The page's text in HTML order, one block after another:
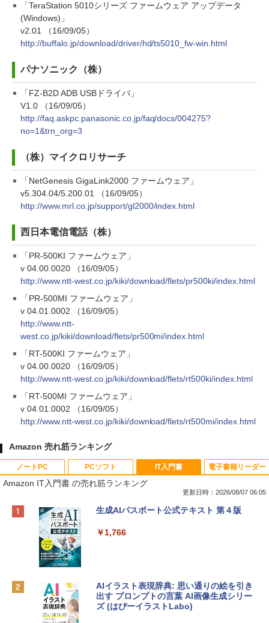
「TeraStation 5010シリーズ ファームウェア アップデータ
(Windows)」
v2.01 （16/09/05）
http://buffalo.jp/download/driver/hd/ts5010_fw-win.html
パナソニック（株）
「FZ-B2D ADB USBドライバ」
V1.0 （16/09/05）
http://faq.askpc.panasonic.co.jp/faq/docs/004275?
no=1&trn_org=3
（株）マイクロリサーチ
「NetGenesis GigaLink2000 ファームウェア」
v5.304.04/5.200.01 （16/09/05）
http://www.mrl.co.jp/support/gl2000/index.html
西日本電信電話（株）
「PR-500KI ファームウェア」
v 04.00.0020 （16/09/05）
http://www.ntt-west.co.jp/kiki/download/flets/pr500ki/index.html
「PR-500MI ファームウェア」
v 04.01.0002 （16/09/05）
http://www.ntt-
west.co.jp/kiki/download/flets/pr500mi/index.html
「RT-500KI ファームウェア」
v 04.00.0020 （16/09/05）
http://www.ntt-west.co.jp/kiki/download/flets/rt500ki/index.html
「RT-500MI ファームウェア」
v 04.01.0002 （16/09/05）
http://www.ntt-west.co.jp/kiki/download/flets/rt500mi/index.html
Amazon 売れ筋ランキング
ノートPC
Apple 2026 MacBook Neo A18 Proチッ
e Intelligence、Liquid Retinaディスプ
￥162,598
PCソフト
Robloxギフトカード - 800 Robux 【限
インゲームコード】 ロブロックス | オン
Microsoft Office Home & Business 202
4(最新 永続版)|オンラインコード版|Wind
IT入門書
Amazon IT入門書 の売れ筋ランキング
更新日時：2026/08/07 06:05
生成AIパスポート公式テキスト 第４版
￥1,766
AIイラスト表現辞典: 思い通りの絵を引き
出す プロンプトの言葉 AI画像生成シリー
ズ (はぴーイラストLabo)
電子書籍リーダー